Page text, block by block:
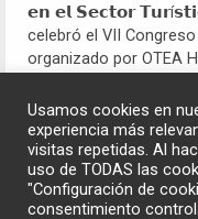
𝗲𝗻 𝗲𝗹 𝗦𝗲𝗰𝘁𝗼𝗿
celebró el VII
organizado por OTEA
Leer Más
Usamos cookies en
experiencia más
visitas repetidas. Al
uso de TODAS las
"Configuración de
consentimiento